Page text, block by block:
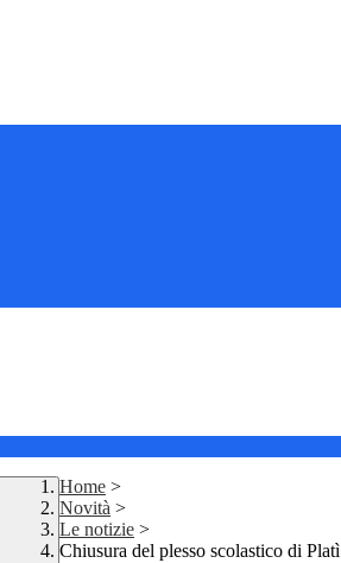
Home >
Novità >
Le notizie >
Chiusura del plesso scolastico di Platì